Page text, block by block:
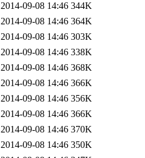
2014-09-08 14:46 344K
2014-09-08 14:46 364K
2014-09-08 14:46 303K
2014-09-08 14:46 338K
2014-09-08 14:46 368K
2014-09-08 14:46 366K
2014-09-08 14:46 356K
2014-09-08 14:46 366K
2014-09-08 14:46 370K
2014-09-08 14:46 350K